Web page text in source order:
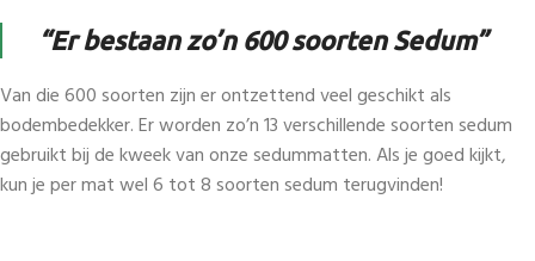
“Er bestaan zo’n 600 soorten Sedum”
Van die 600 soorten zijn er ontzettend veel geschikt als
bodembedekker. Er worden zo’n 13 verschillende soorten sedum
gebruikt bij de kweek van onze sedummatten. Als je goed kijkt,
kun je per mat wel 6 tot 8 soorten sedum terugvinden!